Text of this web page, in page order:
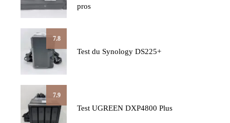
pros
7.8
Test du Synology DS225+
7.9
Test UGREEN DXP4800 Plus